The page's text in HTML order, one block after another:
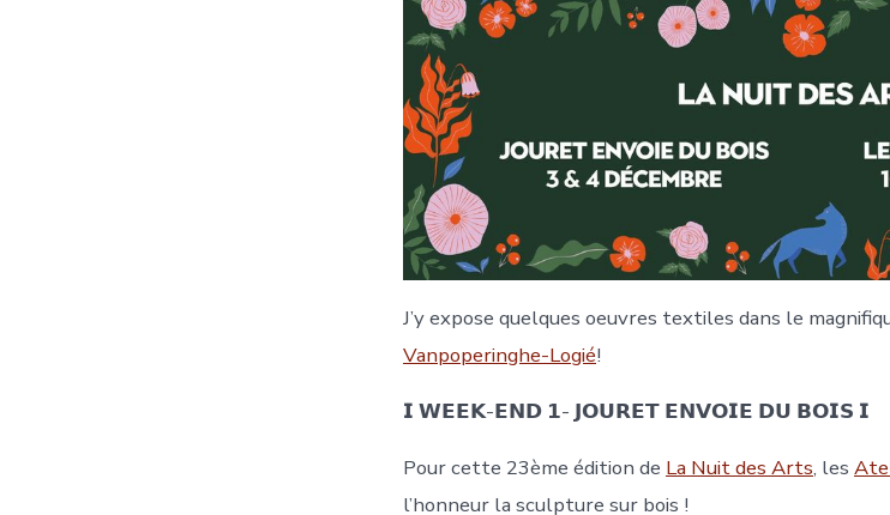
J’y expose quelques oeuvres textiles dans le
Vanpoperinghe-Logié!
𝗜 𝗪𝗘𝗘𝗞-𝗘𝗡𝗗 𝟭- 𝗝𝗢𝗨𝗥𝗘𝗧 𝗘𝗡𝗩𝗢𝗜𝗘 𝗗𝗨 𝗕𝗢𝗜𝗦 𝗜
Pour cette 23ème édition de La Nuit des Arts, les
l’honneur la sculpture sur bois !